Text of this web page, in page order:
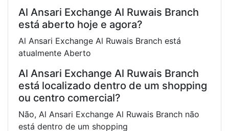
Al Ansari Exchange Al Ruwais Branch
está aberto hoje e agora?
Al Ansari Exchange Al Ruwais Branch está
atualmente Aberto
Al Ansari Exchange Al Ruwais Branch
está localizado dentro de um shopping
ou centro comercial?
Não, Al Ansari Exchange Al Ruwais Branch não
está dentro de um shopping